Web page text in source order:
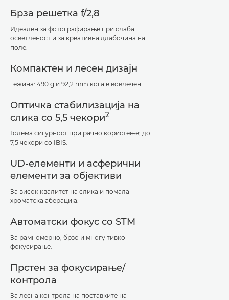
Брза решетка f/2,8
Идеален за фотографирање при слаба
осветленост и за креативна длабочина на
поле.
Компактен и лесен дизајн
Тежина: 490 g и 92,2 mm кога е вовлечен.
Оптичка стабилизација на
слика со 5,5 чекори2
Голема сигурност при рачно користење; до
7,5 чекори со IBIS.
UD-елементи и асферични
елементи за објективи
За висок квалитет на слика и помала
хроматска аберација.
Автоматски фокус со STM
За рамномерно, брзо и многу тивко
фокусирање.
Прстен за фокусирање/
контрола
За лесна контрола на поставките на